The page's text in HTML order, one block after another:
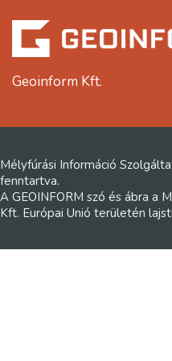
Geoinform Kft.
Mélyfúrási Információ
fenntartva.
A GEOINFORM szó és ábra a
Kft. Európai Unió területén